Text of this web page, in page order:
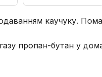
каучуку.
пропан-бутан у